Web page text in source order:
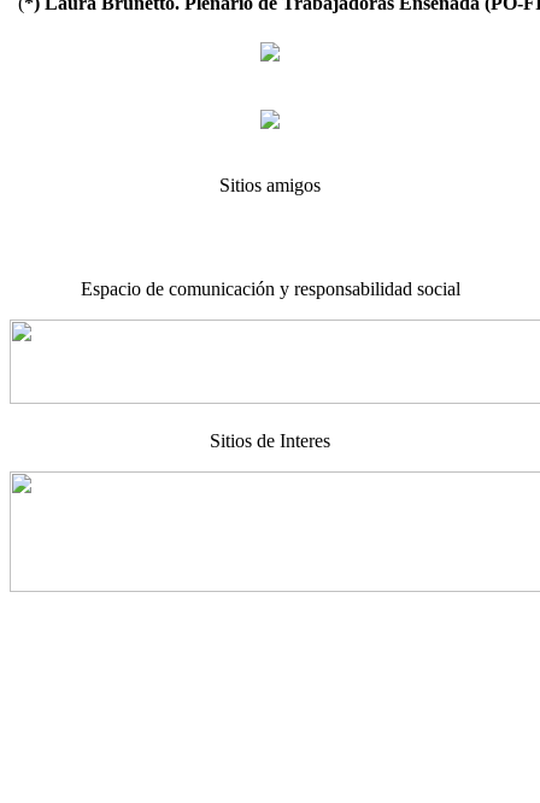
Sitios amigos
Espacio de comunicación y responsabilidad social
Sitios de Interes